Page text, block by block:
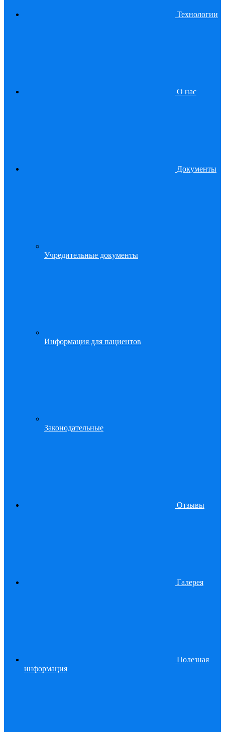
Технологии
О нас
Документы
Учредительные документы
Информация для пациентов
Законодательные
Отзывы
Галерея
Полезная
информация